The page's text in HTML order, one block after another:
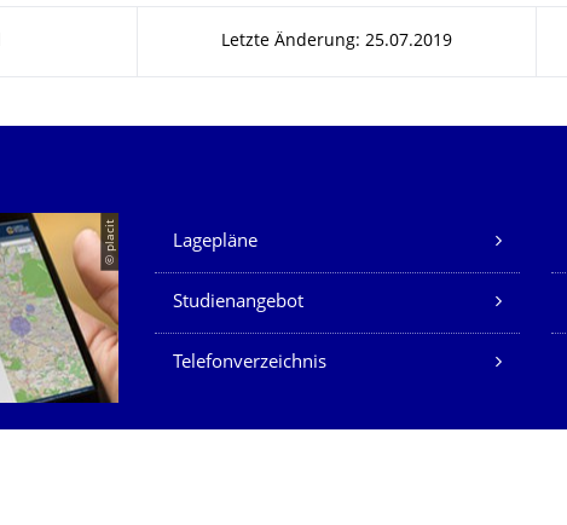
Letzte Änderung: 25.07.2019
© placit Unsere Dienste
Lagepläne
Studienangebot
Telefonverzeichnis